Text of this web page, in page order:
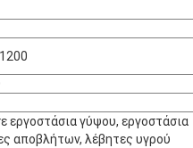
εργοστάσια γύψου, εργοστάσια
αποβλήτων, λέβητες υγρού